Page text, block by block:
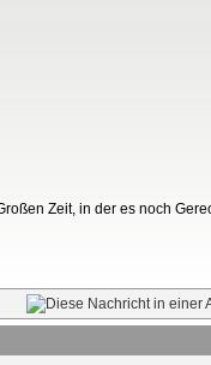
Zeit, in der es noch